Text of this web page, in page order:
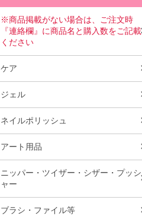
※商品掲載がない場合は、ご注文時
『連絡欄』に商品名と購入数をご記載
ください
ケア
ジェル
ネイルポリッシュ
アート用品
ニッパー・ツイザー・シザー・プッシ
ャー
ブラシ・ファイル等